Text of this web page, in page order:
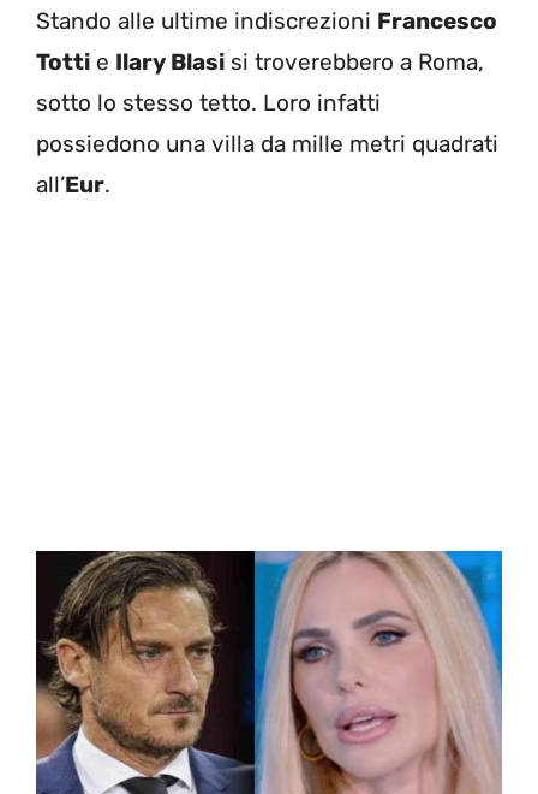
Stando alle ultime indiscrezioni Francesco
Totti e Ilary Blasi si troverebbero a Roma,
sotto lo stesso tetto. Loro infatti
possiedono una villa da mille metri quadrati
all’Eur.